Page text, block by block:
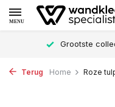
MENU
Grootste
Terug Home Roze